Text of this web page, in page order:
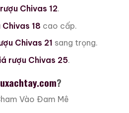
Chivas 12.
18 cao cấp.
Chivas 21 sang trọng.
rượu Chivas 25.
?
Vào Đam Mê